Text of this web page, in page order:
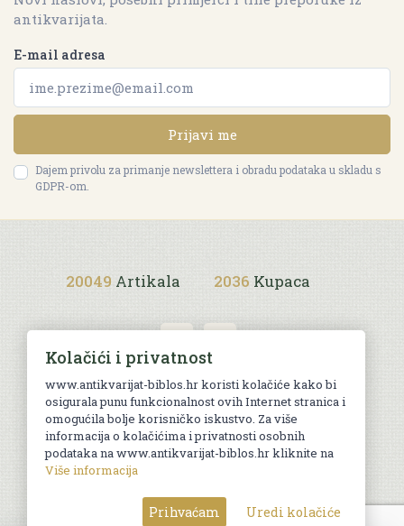
antikvarijata.
E-mail adresa
Prijavi me
Dajem privolu za primanje newslettera i obradu podataka u skladu s
GDPR-om.
20049 Artikala 2036 Kupaca
Uvjeti kupnje
© Sva prava pridržana. Web by
Kolačići i privatnost
www.antikvarijat-biblos.hr koristi kolačiće kako bi
osigurala punu funkcionalnost ovih Internet stranica i
omogućila bolje korisničko iskustvo. Za više
informacija o kolačićima i privatnosti osobnih
podataka na www.antikvarijat-biblos.hr kliknite na
Više informacija
Prihvaćam Uredi kolačiće